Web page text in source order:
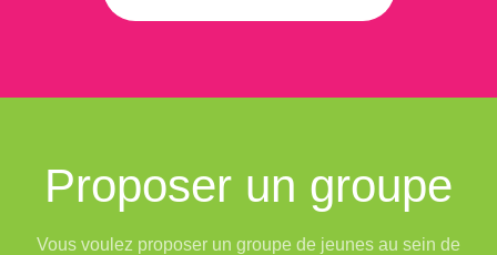
Proposer un groupe
Vous voulez proposer un groupe de jeunes au sein de